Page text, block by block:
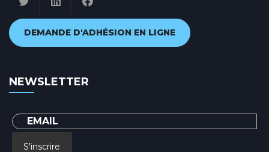
DEMANDE D'ADHÉSION EN LIGNE
NEWSLETTER
S'inscrire